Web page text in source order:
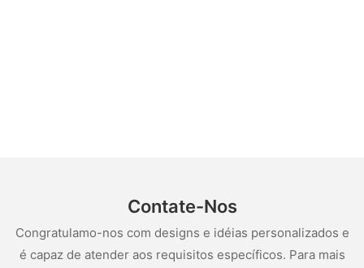
Contate-Nos
Congratulamo-nos com designs e idéias personalizados e
é capaz de atender aos requisitos específicos. Para mais